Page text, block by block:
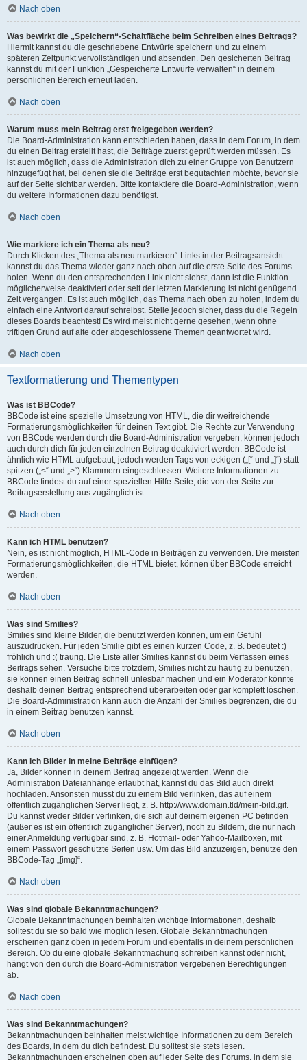
Nach oben
Was bewirkt die „Speichern“-Schaltfläche beim Schreiben eines Beitrags?
Hiermit kannst du die geschriebene Entwürfe speichern und zu einem
späteren Zeitpunkt vervollständigen und absenden. Den gesicherten Beitrag
kannst du mit der Funktion „Gespeicherte Entwürfe verwalten“ in deinem
persönlichen Bereich erneut laden.
Nach oben
Warum muss mein Beitrag erst freigegeben werden?
Die Board-Administration kann entschieden haben, dass in dem Forum, in dem
du einen Beitrag erstellt hast, die Beiträge zuerst geprüft werden müssen. Es
ist auch möglich, dass die Administration dich zu einer Gruppe von Benutzern
hinzugefügt hat, bei denen sie die Beiträge erst begutachten möchte, bevor sie
auf der Seite sichtbar werden. Bitte kontaktiere die Board-Administration, wenn
du weitere Informationen dazu benötigst.
Nach oben
Wie markiere ich ein Thema als neu?
Durch Klicken des „Thema als neu markieren“-Links in der Beitragsansicht
kannst du das Thema wieder ganz nach oben auf die erste Seite des Forums
holen. Wenn du den entsprechenden Link nicht siehst, dann ist die Funktion
möglicherweise deaktiviert oder seit der letzten Markierung ist nicht genügend
Zeit vergangen. Es ist auch möglich, das Thema nach oben zu holen, indem du
einfach eine Antwort darauf schreibst. Stelle jedoch sicher, dass du die Regeln
dieses Boards beachtest! Es wird meist nicht gerne gesehen, wenn ohne
triftigen Grund auf alte oder abgeschlossene Themen geantwortet wird.
Nach oben
Textformatierung und Thementypen
Was ist BBCode?
BBCode ist eine spezielle Umsetzung von HTML, die dir weitreichende
Formatierungsmöglichkeiten für deinen Text gibt. Die Rechte zur Verwendung
von BBCode werden durch die Board-Administration vergeben, können jedoch
auch durch dich für jeden einzelnen Beitrag deaktiviert werden. BBCode ist
ähnlich wie HTML aufgebaut, jedoch werden Tags von eckigen („[“ und „]“) statt
spitzen („<“ und „>“) Klammern eingeschlossen. Weitere Informationen zu
BBCode findest du auf einer speziellen Hilfe-Seite, die von der Seite zur
Beitragserstellung aus zugänglich ist.
Nach oben
Kann ich HTML benutzen?
Nein, es ist nicht möglich, HTML-Code in Beiträgen zu verwenden. Die meisten
Formatierungsmöglichkeiten, die HTML bietet, können über BBCode erreicht
werden.
Nach oben
Was sind Smilies?
Smilies sind kleine Bilder, die benutzt werden können, um ein Gefühl
auszudrücken. Für jeden Smilie gibt es einen kurzen Code, z. B. bedeutet :)
fröhlich und :( traurig. Die Liste aller Smilies kannst du beim Verfassen eines
Beitrags sehen. Versuche bitte trotzdem, Smilies nicht zu häufig zu benutzen,
sie können einen Beitrag schnell unlesbar machen und ein Moderator könnte
deshalb deinen Beitrag entsprechend überarbeiten oder gar komplett löschen.
Die Board-Administration kann auch die Anzahl der Smilies begrenzen, die du
in einem Beitrag benutzen kannst.
Nach oben
Kann ich Bilder in meine Beiträge einfügen?
Ja, Bilder können in deinem Beitrag angezeigt werden. Wenn die
Administration Dateianhänge erlaubt hat, kannst du das Bild auch direkt
hochladen. Ansonsten musst du zu einem Bild verlinken, das auf einem
öffentlich zugänglichen Server liegt, z. B. http://www.domain.tld/mein-bild.gif.
Du kannst weder Bilder verlinken, die sich auf deinem eigenen PC befinden
(außer es ist ein öffentlich zugänglicher Server), noch zu Bildern, die nur nach
einer Anmeldung verfügbar sind, z. B. Hotmail- oder Yahoo-Mailboxen, mit
einem Passwort geschützte Seiten usw. Um das Bild anzuzeigen, benutze den
BBCode-Tag „[img]“.
Nach oben
Was sind globale Bekanntmachungen?
Globale Bekanntmachungen beinhalten wichtige Informationen, deshalb
solltest du sie so bald wie möglich lesen. Globale Bekanntmachungen
erscheinen ganz oben in jedem Forum und ebenfalls in deinem persönlichen
Bereich. Ob du eine globale Bekanntmachung schreiben kannst oder nicht,
hängt von den durch die Board-Administration vergebenen Berechtigungen
ab.
Nach oben
Was sind Bekanntmachungen?
Bekanntmachungen beinhalten meist wichtige Informationen zu dem Bereich
des Boards, in dem du dich befindest. Du solltest sie stets lesen.
Bekanntmachungen erscheinen oben auf jeder Seite des Forums, in dem sie